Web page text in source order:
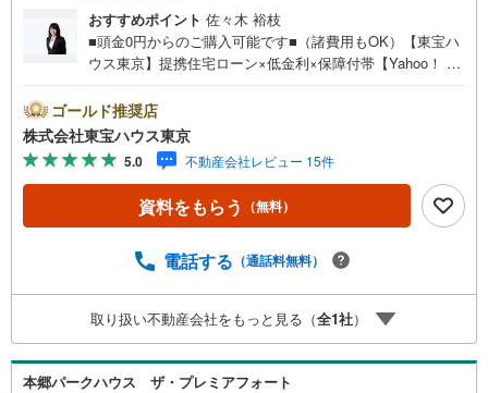
おすすめポイント 佐々木 裕枝
■頭金0円からのご購入可能です■（諸費用もOK）【東宝ハ
ウス東京】提携住宅ローン×低金利×保障付帯【Yahoo！ 不
ayボーナスライトがもらえる「Yahoo！ 不動産 物件ご成約
キャンペーン」の対象になります。「資料をもらう」「見
学予約をする」ボタンからお問い合わせください。※必ずY
ahoo！ JAPAN IDでログインしてください。※PayPayボー
ナスライトは出金と譲渡はできません。ご案内・詳細な資
料のご請求はお気軽にどうぞ♪お電話でのお問い合わせも
ゴールド推奨店
株式会社東宝ハウス東京
5.0 不動産会社レビュー 15件
資料をもらう （無料）
電話する （通話料無料）
取り扱い不動産会社をもっと見る（全1社）
本郷パークハウス ザ・プレミアフォート